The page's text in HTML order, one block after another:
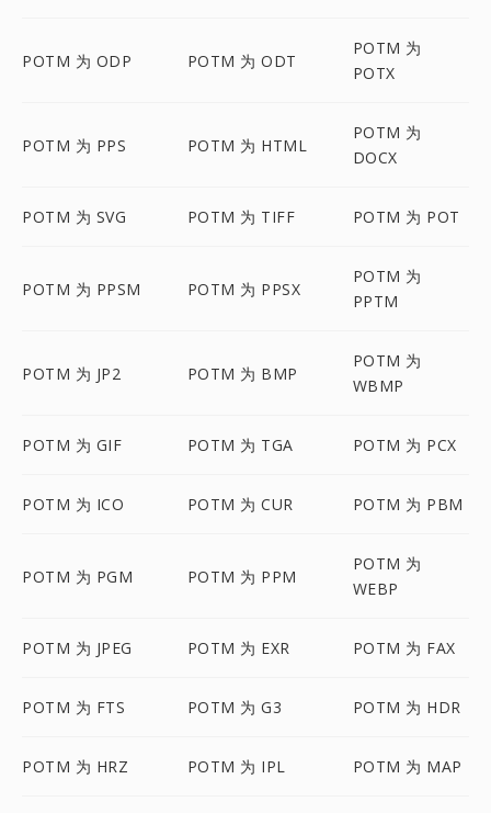
POTM 为 ODP POTM 为 ODT
POTM 为
POTX
POTM 为 PPS POTM 为 HTML
POTM 为
DOCX
POTM 为 SVG POTM 为 TIFF POTM 为 POT
POTM 为 PPSM POTM 为 PPSX
POTM 为
PPTM
POTM 为 JP2 POTM 为 BMP
POTM 为
WBMP
POTM 为 GIF POTM 为 TGA POTM 为 PCX
POTM 为 ICO POTM 为 CUR POTM 为 PBM
POTM 为 PGM POTM 为 PPM
POTM 为
WEBP
POTM 为 JPEG POTM 为 EXR POTM 为 FAX
POTM 为 FTS POTM 为 G3 POTM 为 HDR
POTM 为 HRZ POTM 为 IPL POTM 为 MAP